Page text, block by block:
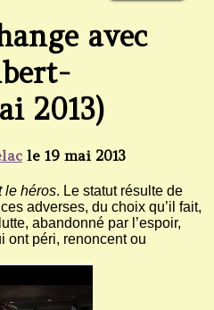
avec
2013)
le 19 mai 2013
le héros. Le statut résulte de
adverses, du choix qu’il fait,
abandonné par l’espoir,
ont péri, renoncent ou